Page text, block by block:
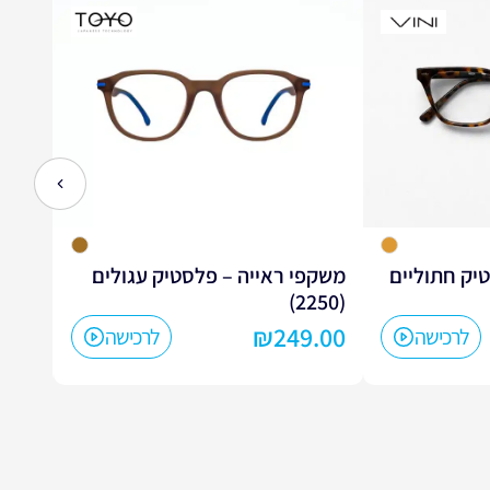
חתוליים
לרכישה
משקפי ראייה – פלסטיק עגולים
(2250)
לרכישה
₪249.00
לחץ